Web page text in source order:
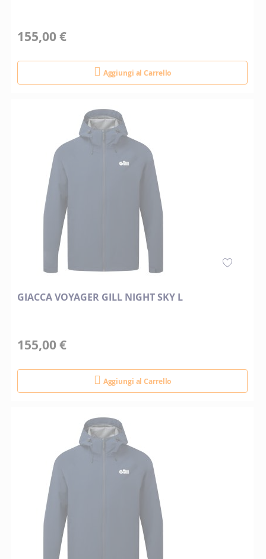
155,00 €
Aggiungi al Carrello
GIACCA VOYAGER GILL NIGHT SKY L
155,00 €
Aggiungi al Carrello